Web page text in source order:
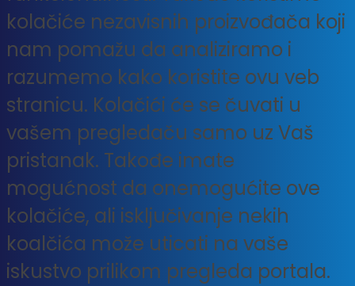
kolačiće nezavisnih proizvođača koji
nam pomažu da analiziramo i
razumemo kako koristite ovu veb
stranicu. Kolačići će se čuvati u
vašem pregledaču samo uz Vaš
pristanak. Takođe imate
mogućnost da onemogućite ove
kolačiće, ali isključivanje nekih
koalčića može uticati na vaše
iskustvo prilikom pregleda portala.